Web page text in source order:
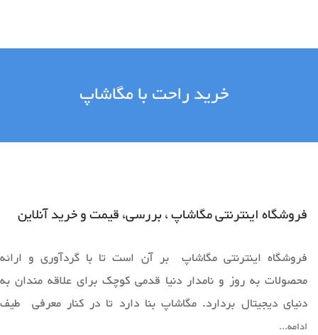
خرید راحت با مگاشاپ
فروشگاه اینترنتی مگاشاپ ، بررسی، قیمت و خرید آنلاین
فروشگاه اینترنتی مگاشاپ بر آن است تا با گردآوری و ارائه
محصولات به روز و نامدار دنیا قدمی کوچک برای علاقه مندان به
دنیای دیجیتال بردارد. مگاشاپ بنا دارد تا در کنار معرفی طیف
وسیعی از محصولات به روز دنیا ،فضایی را برای خرید آسان و ارائه
ادامه...